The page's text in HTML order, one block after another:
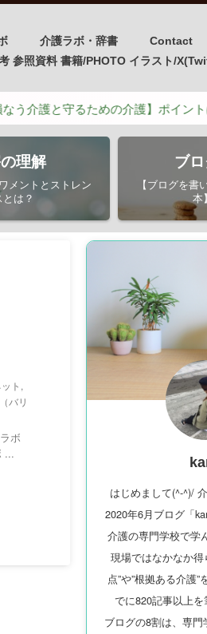
介護ラボ・辞書 Contact
参照資料 書籍/PHOTO イラスト/
守るための介護】ポイントは４つ」
理解
メントとストレン
は？
ブ
【ブログを書
本
ト ,
バリ
ボ
...
はじめまして(^-^)/
2020年6月ブログ「
介護の専門学校で学
現場ではなかなか
点”や”根拠ある介護
でに820記事以上を
ブログの8割は、専